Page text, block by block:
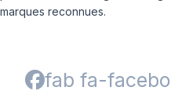
marques reconnues.
fab fa-